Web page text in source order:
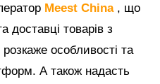
Meest China , що
доставці товарів з
особливості та
А також надасть